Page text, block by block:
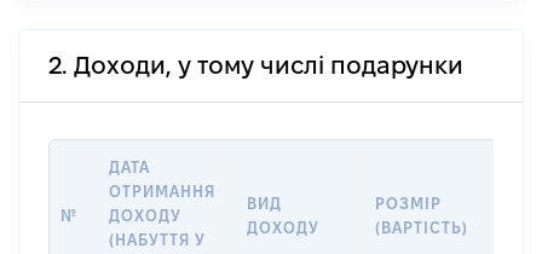
2. Доходи, у тому числі подарунки
№
ДАТА
ОТРИМАННЯ
ДОХОДУ
(НАБУТТЯ У
ВИД
ДОХОДУ
РОЗМІР
(ВАРТІСТЬ)